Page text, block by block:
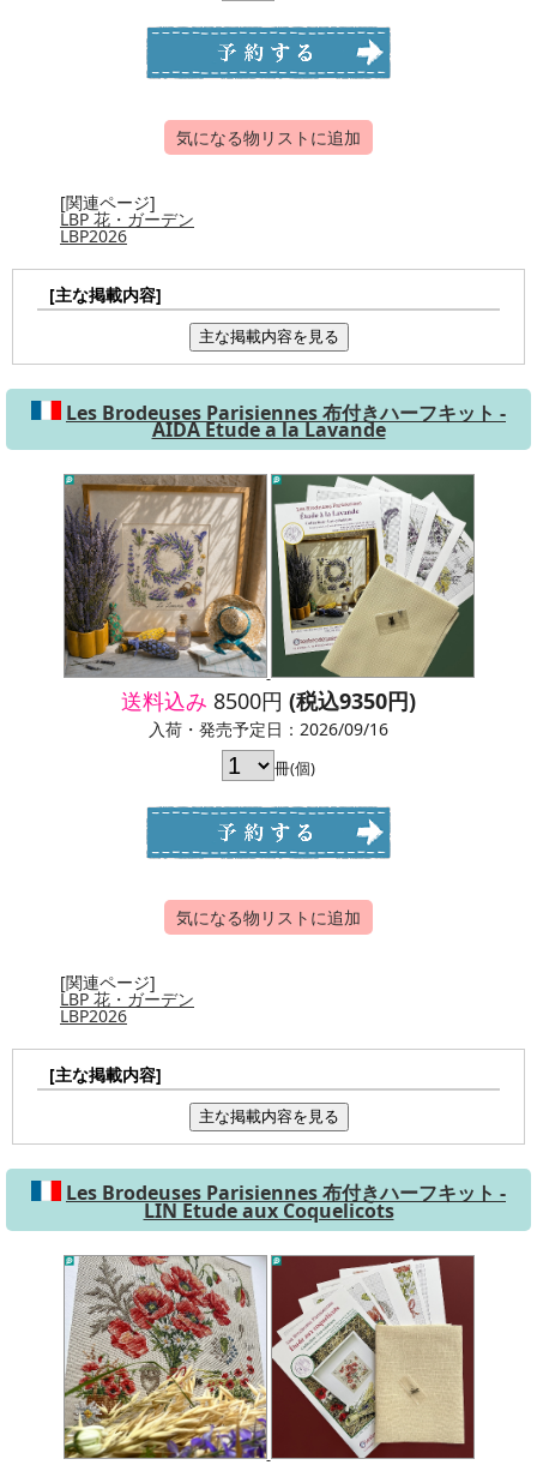
気になる物リストに追加
[関連ページ]
LBP 花・ガーデン
LBP2026
[主な掲載内容]
主な掲載内容を見る
Les Brodeuses Parisiennes 布付きハーフキット -
AIDA Etude a la Lavande
送料込み 8500円 (税込9350円)
入荷・発売予定日：2026/09/16
冊(個)
気になる物リストに追加
[関連ページ]
LBP 花・ガーデン
LBP2026
[主な掲載内容]
主な掲載内容を見る
Les Brodeuses Parisiennes 布付きハーフキット -
LIN Etude aux Coquelicots